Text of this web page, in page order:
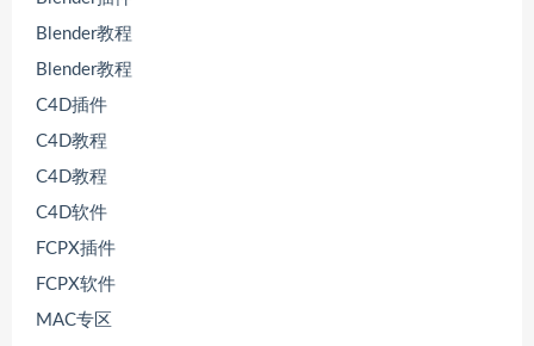
Blender教程
Blender教程
C4D插件
C4D教程
C4D教程
C4D软件
FCPX插件
FCPX软件
MAC专区